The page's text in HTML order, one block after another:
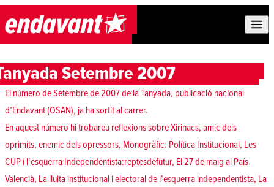
Skip to content
Setembre 2007
El número de Setembre de 2007 de la Tanyada, publicació nacional
d’Endavant (OSAN), ja ha sortit al carrer.
En aquest número hi trobareu reflexions sobre Xirinacs, amic dels
oprimits, enemic dels opressors, Monogràfic: Política Institucional, Les
CUP i l’esquerra Independentista:reptesdefutur, El 27 de maig al País
Valencià, La lluita institucional i electoral de l’esquerra independentista, La